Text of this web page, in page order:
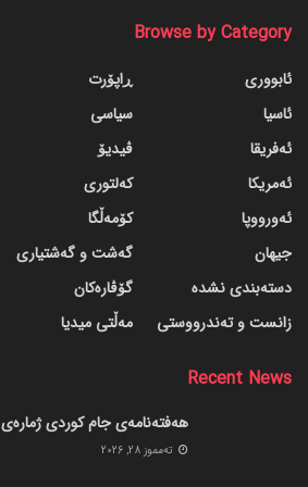
Browse by Category
ئابووری
ئاسیا
ئەفریقا
ئەمریکا
ئەورووپا
جیهان
دسته‌بندی نشده
زانست و تەندرووستی
ڕاپۆرت
سیاسی
ڤیدیۆ
کەلتوری
کۆمەڵگا
گه‌شت و گه‌شتیاری
گۆڤاره‌کان
مەڵتی میدیا
Recent News
هەفتەنامەی جام کوردی ژمارەی 432
ته‌مموز 28, 2026